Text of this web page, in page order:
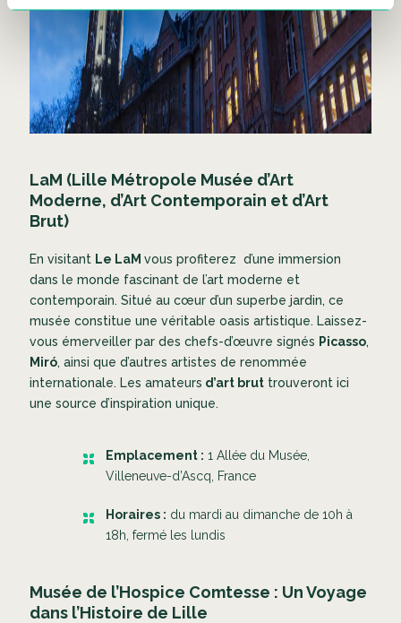
LaM (Lille Métropole Musée d’Art
Moderne, d’Art Contemporain et d’Art
Brut)
En visitant Le LaM vous profiterez d’une immersion
dans le monde fascinant de l’art moderne et
contemporain. Situé au cœur d’un superbe jardin, ce
musée constitue une véritable oasis artistique. Laissez-
vous émerveiller par des chefs-d’œuvre signés Picasso,
Miró, ainsi que d’autres artistes de renommée
internationale. Les amateurs d’art bruttrouveront ici
une source d’inspiration unique.
Emplacement : 1 Allée du Musée,
Villeneuve-d’Ascq, France
Horaires : du mardi au dimanche de 10h à
18h, fermé les lundis
Musée de l’Hospice Comtesse : Un Voyage
dans l’Histoire de Lille